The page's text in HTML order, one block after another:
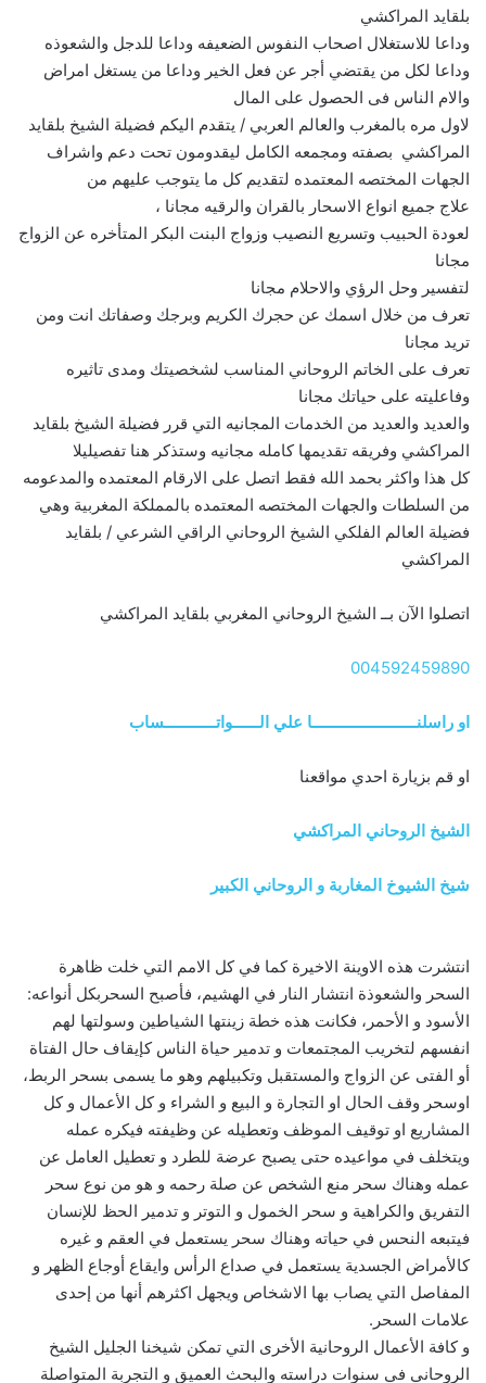
بلقايد المراكشي
وداعا للاستغلال اصحاب النفوس الضعيفه وداعا للدجل والشعوذه
وداعا لكل من يقتضي أجر عن فعل الخير وداعا من يستغل امراض
والام الناس فى الحصول على المال
لاول مره بالمغرب والعالم العربي / يتقدم اليكم فضيلة الشيخ بلقايد
المراكشي بصفته ومجمعه الكامل ليقدومون تحت دعم واشراف
الجهات المختصه المعتمده لتقديم كل ما يتوجب عليهم من
علاج جميع انواع الاسحار بالقران والرقيه مجانا ،
لعودة الحبيب وتسريع النصيب وزواج البنت البكر المتأخره عن الزواج
مجانا
لتفسير وحل الرؤي والاحلام مجانا
تعرف من خلال اسمك عن حجرك الكريم وبرجك وصفاتك انت ومن
تريد مجانا
تعرف على الخاتم الروحاني المناسب لشخصيتك ومدى تاثيره
وفاعليته على حياتك مجانا
والعديد والعديد من الخدمات المجانيه التي قرر فضيلة الشيخ بلقايد
المراكشي وفريقه تقديمها كامله مجانيه وستذكر هنا تفصيليلا
كل هذا واكثر بحمد الله فقط اتصل على الارقام المعتمده والمدعومه
من السلطات والجهات المختصه المعتمده بالمملكة المغربية وهي
فضيلة العالم الفلكي الشيخ الروحاني الراقي الشرعي / بلقايد
المراكشي
اتصلوا الآن بــ الشيخ الروحاني المغربي بلقايد المراكشي
004592459890
او راسلنــــــــــــــــــــــــا علي الــــــواتــــــــــــساب
او قم بزيارة احدي مواقعنا
الشيخ الروحاني المراكشي
شيخ الشيوخ المغاربة و الروحاني الكبير
انتشرت هذه الاوينة الاخيرة كما في كل الامم التي خلت ظاهرة
السحر والشعوذة انتشار النار في الهشيم، فأصبح السحربكل أنواعه:
الأسود و الأحمر، فكانت هذه خطة زينتها الشياطين وسولتها لهم
انفسهم لتخريب المجتمعات و تدمير حياة الناس كإيقاف حال الفتاة
أو الفتى عن الزواج والمستقبل وتكبيلهم وهو ما يسمى بسحر الربط،
اوسحر وقف الحال او التجارة و البيع و الشراء و كل الأعمال و كل
المشاريع او توقيف الموظف وتعطيله عن وظيفته فيكره عمله
ويتخلف في مواعيده حتى يصبح عرضة للطرد و تعطيل العامل عن
عمله وهناك سحر منع الشخص عن صلة رحمه و هو من نوع سحر
التفريق والكراهية و سحر الخمول و التوتر و تدمير الحظ للإنسان
فيتبعه النحس في حياته وهناك سحر يستعمل في العقم و غيره
كالأمراض الجسدية يستعمل في صداع الرأس وايقاع أوجاع الظهر و
المفاصل التي يصاب بها الاشخاص ويجهل اكثرهم أنها من إحدى
علامات السحر.
و كافة الأعمال الروحانية الأخرى التي تمكن شيخنا الجليل الشيخ
الروحاني في سنوات دراسته والبحث العميق و التجربة المتواصلة